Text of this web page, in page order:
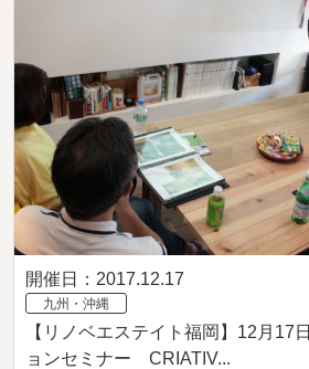
開催日：2017.12.17
九州・沖縄
【リノベエステイト福岡】12月17
ョンセミナー CRIATIV...